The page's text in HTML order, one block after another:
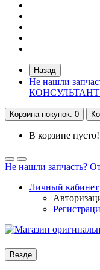
Назад
Не нашли
Корзинапокупок: 0
В корзине пусто!
Не нашли
Личный кабинет
Везде